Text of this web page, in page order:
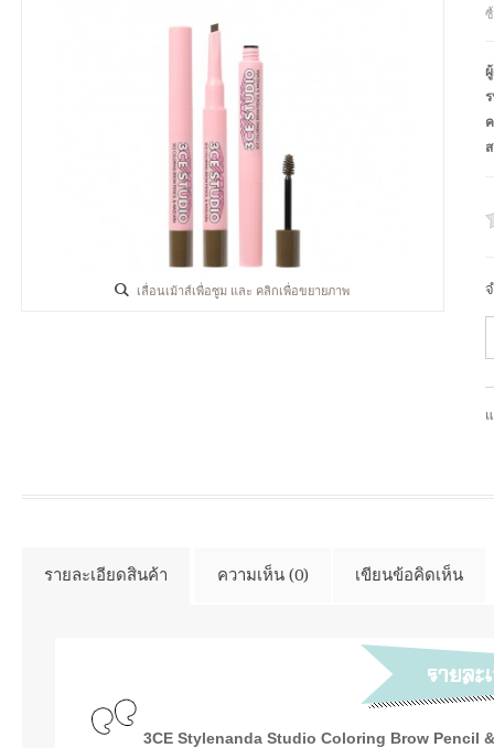
เลื่อนเม้าส์เพื่อซูม และ คลิกเพื่อขยายภาพ
รายละเอียดสินค้า ความเห็น (0) เขียนข้อคิดเห็น
3CE Stylenanda Studio Coloring Brow Pencil